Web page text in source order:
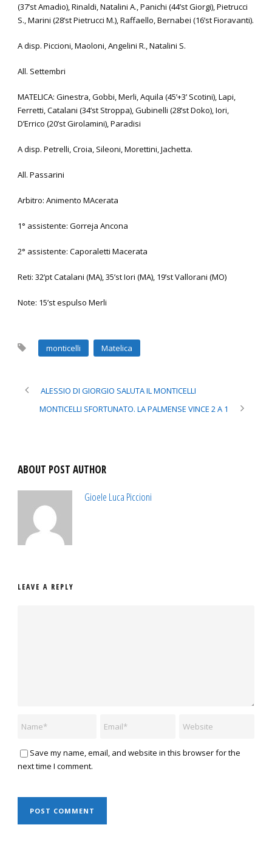
(37’st Amadio), Rinaldi, Natalini A., Panichi (44’st Giorgi), Pietrucci
S., Marini (28’st Pietrucci M.), Raffaello, Bernabei (16’st Fioravanti).
Adisp. Piccioni, Maoloni, Angelini R., Natalini S.
All. Settembri
MATELICA: Ginestra, Gobbi, Merli, Aquila (45’+3’ Scotini), Lapi,
Ferretti, Catalani (34’st Stroppa), Gubinelli (28’st Doko), Iori,
D’Errico (20’st Girolamini), Paradisi
A disp. Petrelli, Croia, Sileoni, Morettini, Jachetta.
All. Passarini
Arbitro: Animento MAcerata
1° assistente: Gorreja Ancona
2° assistente: Caporaletti Macerata
Reti: 32’pt Catalani (MA), 35’st Iori (MA), 19’st Vallorani (MO)
Note: 15’st espulso Merli
monticelli Matelica
ALESSIO DI GIORGIO SALUTA IL MONTICELLI
MONTICELLI SFORTUNATO. LA PALMENSE VINCE 2 A 1
ABOUT POST AUTHOR
Gioele Luca Piccioni
LEAVE A REPLY
Save my name, email, and website in this browser for the
next time I comment.